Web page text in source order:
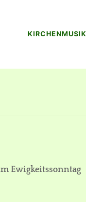
KIRCHENMUSIK
Ewigkeitssonntag